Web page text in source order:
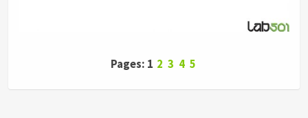
Pages: 1 2 3 4 5